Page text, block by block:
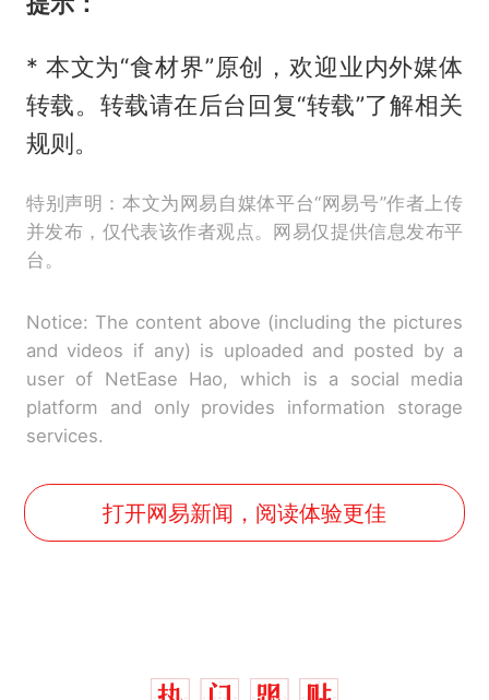
* 本文为“食材界”原创，欢迎业内外媒体
转载。转载请在后台回复“转载”了解相关
规则。
特别声明：本文为网易自媒体平台“网易号”作者上传
并发布，仅代表该作者观点。网易仅提供信息发布平
台。
Notice: The content above (including the pictures
and videos if any) is uploaded and posted by a
user of NetEase Hao, which is a social media
platform and only provides information storage
services.
打开网易新闻，阅读体验更佳